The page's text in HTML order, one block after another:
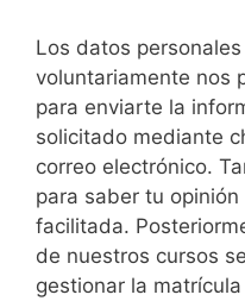
Los datos
voluntariamente nos
para enviarte la
solicitado mediante
correo electrónico.
para saber tu
facilitada.
de nuestros cursos
gestionar la